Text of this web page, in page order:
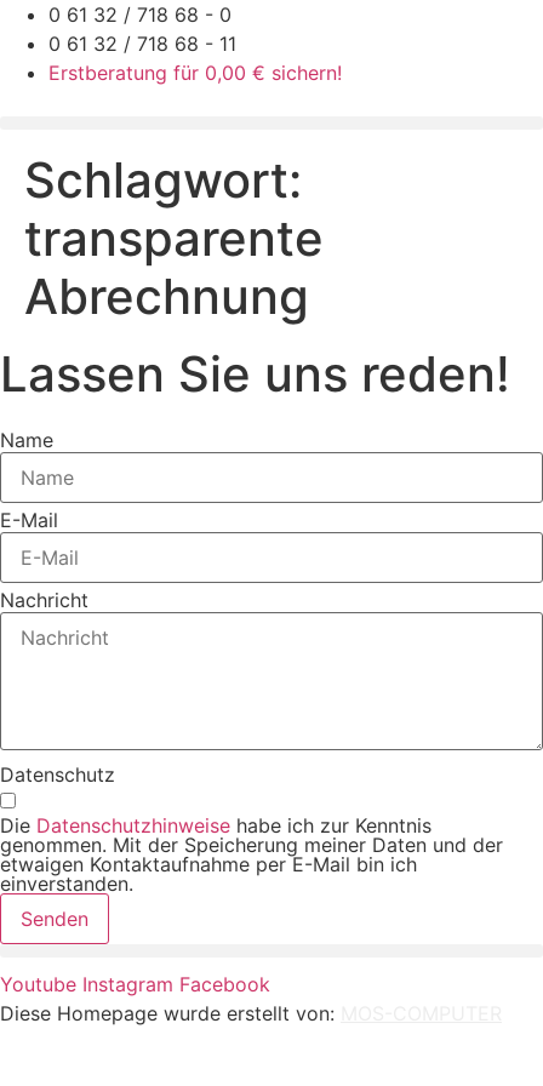
Zum
Inhalt
springen
0 61 32 / 718 68 - 0
0 61 32 / 718 68 - 11
Erstberatung für 0,00 € sichern!
Schlagwort:
transparente
Abrechnung
Lassen Sie uns reden!
Name
E-Mail
Nachricht
Datenschutz
Die Datenschutzhinweise habe ich zur Kenntnis
genommen. Mit der Speicherung meiner Daten und der
etwaigen Kontaktaufnahme per E-Mail bin ich
einverstanden.
Senden
Youtube Instagram Facebook
Diese Homepage wurde erstellt von: